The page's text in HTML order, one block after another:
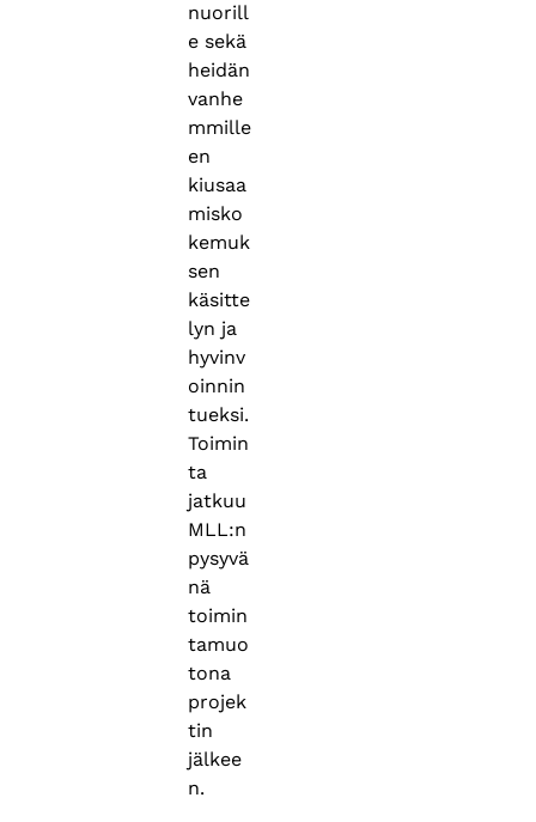
nuorill
e sekä
heidän
vanhe
mmille
en
kiusaa
misko
kemuk
sen
käsitte
lyn ja
hyvinv
oinnin
tueksi.
Toimin
ta
jatkuu
MLL:n
pysyvä
nä
toimin
tamuo
tona
projek
tin
jälkee
n.